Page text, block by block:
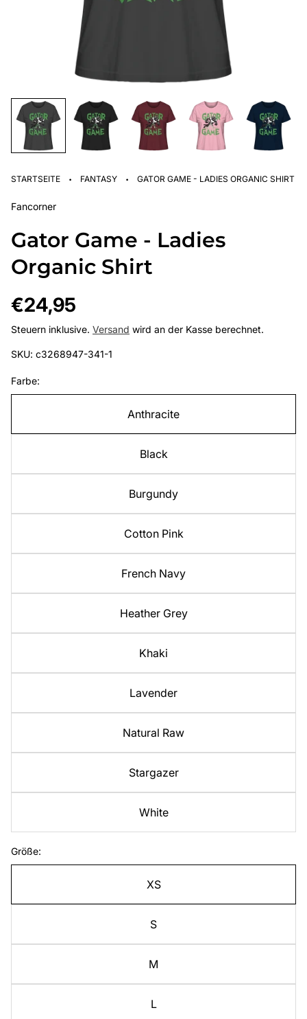
STARTSEITE · FANTASY · GATOR GAME - LADIES ORGANIC SHIRT
Fancorner
Gator Game - Ladies
Organic Shirt
Regulärer
Preis
€24,95
Steuern inklusive. Versand wird an der Kasse berechnet.
SKU: c3268947-341-1
Farbe:
Anthracite
Black
Burgundy
Cotton Pink
French Navy
Heather Grey
Khaki
Lavender
Natural Raw
Stargazer
White
Größe:
XS
S
M
L